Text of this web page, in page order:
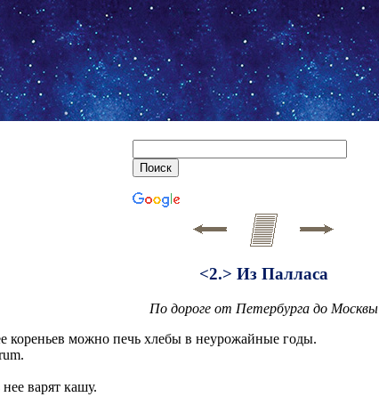
<2.> Из Палласа
По дороге от Петербурга до Москвы
кореньев можно печь хлебы в неурожайные годы.
варят кашу.